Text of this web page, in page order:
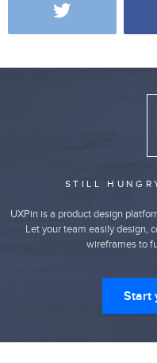
STILL
UXPin is a product design
Let your team easily design,
wireframes to
Start